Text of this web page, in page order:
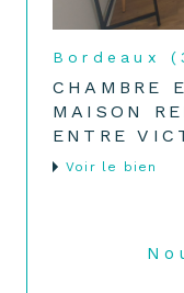
Bordeaux
CHAMBRE
MAISON
ENTRE
voir le bien